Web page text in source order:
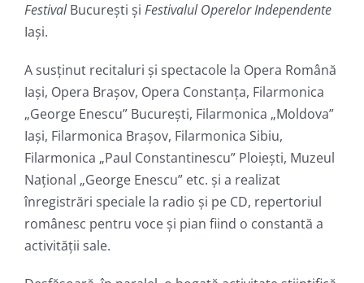
FestivalBucurești și Festivalul Operelor Independente
Iași.
A susţinut recitaluri şi spectacole la Opera Română
Iaşi, Opera Braşov, Opera Constanţa, Filarmonica
„George Enescu” Bucureşti, Filarmonica „Moldova”
Iaşi, Filarmonica Braşov, Filarmonica Sibiu,
Filarmonica „Paul Constantinescu” Ploiești, Muzeul
Naţional „George Enescu” etc. şi a realizat
înregistrări speciale la radio şi pe CD, repertoriul
românesc pentru voce și pian fiind o constantă a
activității sale.